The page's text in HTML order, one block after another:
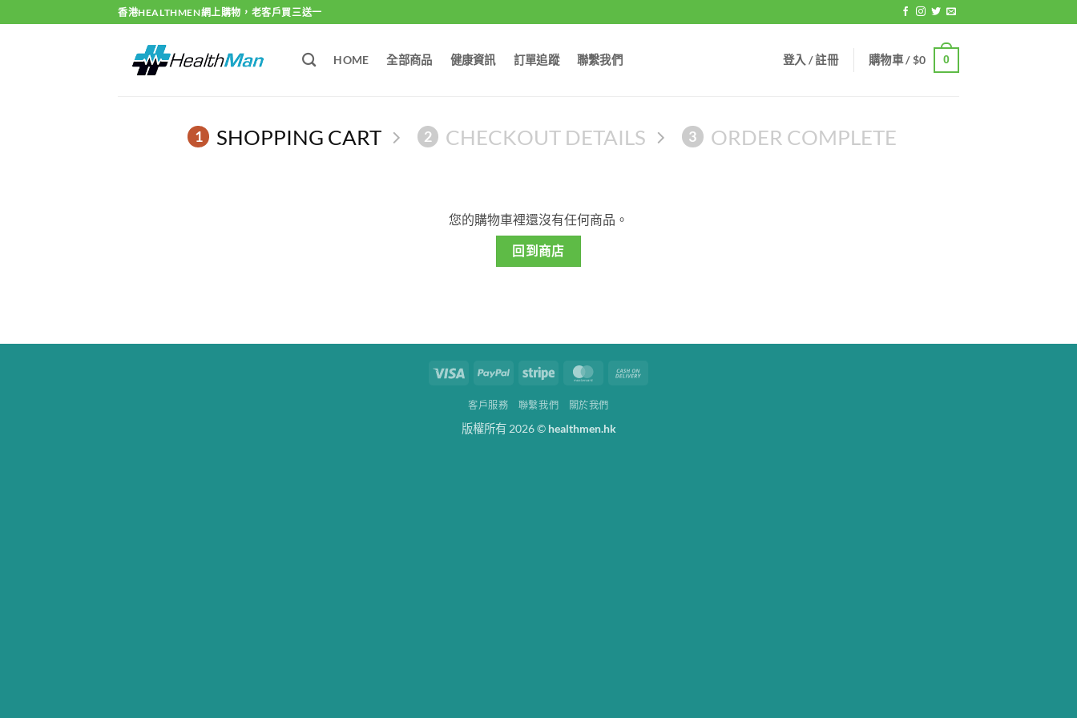
to
香港HEALTHMEN網上購物，老客戶買三送一
HOME 全部商品 健康資訊 訂單追蹤 聯繫我們 登入 / 註冊 購物車 /$0 0
1 SHOPPING CART 2 CHECKOUT DETAILS 3 ORDER COMPLETE
您的購物車裡還沒有任何商品。
回到商店
Visa PayPal Stripe MasterCard
客戶服務 聯繫我們 關於我們
版權所有 2026 © healthmen.hk